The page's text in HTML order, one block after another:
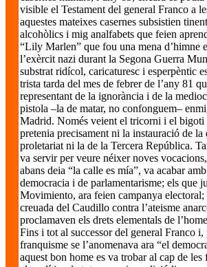
visible el Testament del general Franco a
aquestes mateixes casernes subsistien
alcohòlics i mig analfabets que feien
“Lily Marlen” que fou una mena d’himne
l’exèrcit nazi durant la Segona Guerra
substrat ridícol, caricaturesc i esperpèntic
trista tarda del mes de febrer de l’any 81
representant de la ignorància i de la
pistola –la de matar, no confonguem–
Madrid. Només veient el tricorni i el bigoti
pretenia precisament ni la instauració de la
proletariat ni la de la Tercera República.
va servir per veure néixer noves
abans deia “la calle es mía”, va acabar
democracia i de parlamentarisme; els que
Movimiento, ara feien campanya electoral;
creuada del Caudillo contra l’ateisme
proclamaven els drets elementals de
Fins i tot al successor del general Franco i,
franquisme se l’anomenava ara “el
aquest bon home es va trobar al cap de